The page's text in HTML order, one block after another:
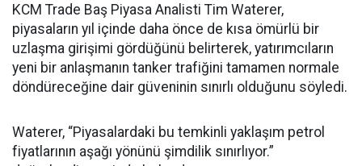
KCM Trade Baş Piyasa Analisti Tim Waterer,
piyasaların yıl içinde daha önce de kısa ömürlü bir
uzlaşma girişimi gördüğünü belirterek, yatırımcıların
yeni bir anlaşmanın tanker trafiğini tamamen normale
döndüreceğine dair güveninin sınırlı olduğunu söyledi.
Waterer, “Piyasalardaki bu temkinli yaklaşım petrol
fiyatlarının aşağı yönünü şimdilik sınırlıyor.”